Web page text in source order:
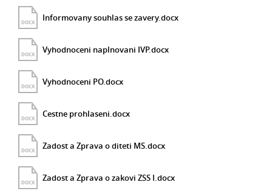
DOCX Informovany souhlas se zavery.docx
DOCX Vyhodnoceni naplnovani IVP.docx
DOCX Vyhodnoceni PO.docx
DOCX Cestne prohlaseni.docx
DOCX Zadost a Zprava o diteti MS.docx
DOCX Zadost a Zprava o zakovi ZSS I.docx